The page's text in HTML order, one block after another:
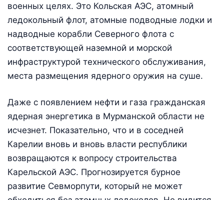
военных целях. Это Кольская АЭС, атомный
ледокольный флот, атомные подводные лодки и
надводные корабли Северного флота с
соответствующей наземной и морской
инфраструктурой технического обслуживания,
места размещения ядерного оружия на суше.
Даже с появлением нефти и газа гражданская
ядерная энергетика в Мурманской области не
исчезнет. Показательно, что и в соседней
Карелии вновь и вновь власти республики
возвращаются к вопросу строительства
Карельской АЭС. Прогнозируется бурное
развитие Севморпути, который не может